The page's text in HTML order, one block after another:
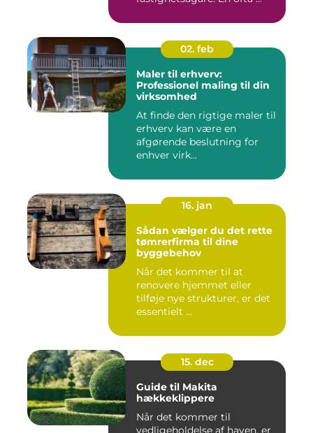
02. feb
Maler til erhverv:
Professionel maling til din
virksomhed
At finde den rigtige maler til
erhverv kan være en
afgørende beslutning for
enhver virk...
16. jan
Sådan vælger du det rette
tømrerfirma til dine
byggebehov
Når det kommer til at
renovere hjemmet eller
tilføje nye strukturer, er det
essentielt ...
15. dec
Guide til Makita
hækkeklippere
Når det kommer til
vedligeholdelse af haven, er